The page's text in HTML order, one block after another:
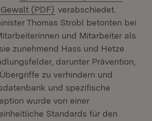
(PDF) (Öffnet in neuem Fenster)
verabschiedet.
Thomas Strobl betonten bei
und Mitarbeiter als
zunehmend Hass und Hetze
darunter Prävention,
zu verhindern und
und spezifische
wurde von einer
Standards für den